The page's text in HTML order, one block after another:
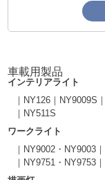
車載用製品
インテリアライト
NY126
NY9009S
NY511S
ワークライト
NY9002・NY9003
NY9751・NY9753